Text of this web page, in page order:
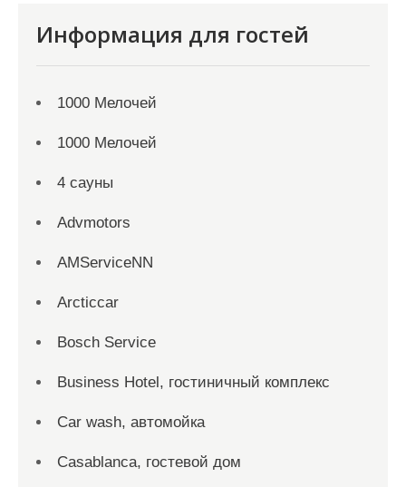
Информация для гостей
1000 Мелочей
1000 Мелочей
4 сауны
Advmotors
AMServiceNN
Arcticcar
Bosch Service
Business Hotel, гостиничный комплекс
Car wash, автомойка
Casablanca, гостевой дом